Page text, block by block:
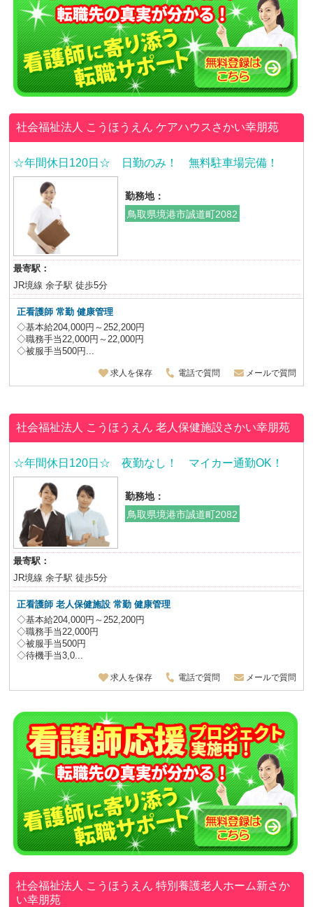
社会福祉法人 こうほうえんケアハウスさかい幸朋苑
☆年間休日120日☆ 日勤のみ！ 無料駐車場完備！
勤務地：
鳥取県境港市誠道町2082
最寄駅：
JR境線 余子駅 徒歩5分
正看護師常勤 健康管理
◇基本給204,000円～252,200円
◇職務手当22,000円～22,000円
◇被服手当500円...
求人を保存 電話で質問 メールで質問
社会福祉法人 こうほうえん老人保健施設さかい幸朋苑
☆年間休日120日☆ 夜勤なし！ マイカー通勤OK！
勤務地：
鳥取県境港市誠道町2082
最寄駅：
JR境線 余子駅 徒歩5分
正看護師 老人保健施設 常勤 健康管理
◇基本給204,000円～252,200円
◇職務手当22,000円
◇被服手当500円
◇待機手当3,0...
求人を保存 電話で質問 メールで質問
社会福祉法人 こうほうえん特別養護老人ホーム新さか
い幸朋苑